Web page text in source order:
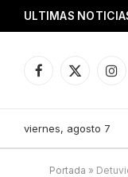
ULTIMAS
Facebook
X
viernes, agosto 7
Portada »